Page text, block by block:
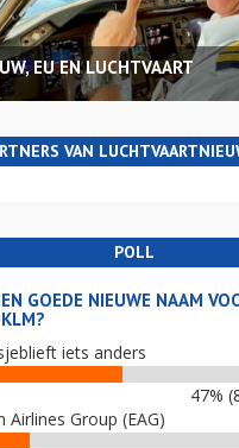
EU EN LUCHTVAART
VAN
POLL
GOEDE NIEUWE NAAM
iets anders
47%
Airlines Group (EAG)